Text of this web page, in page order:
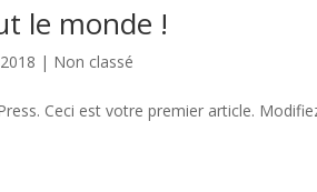
le monde !
| Non classé
Ceci est votre premier article.